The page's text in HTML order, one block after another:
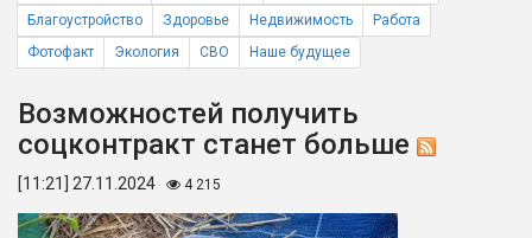
Благоустройство
Здоровье Недвижимость
Работа
Фотофакт
Экология СВО Наше будущее
Возможностей получить
соцконтракт станет больше
[11:21] 27.11.2024 4 215